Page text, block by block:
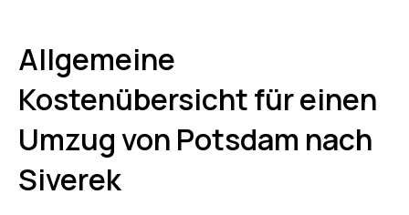
Allgemeine
Kostenübersicht für einen
Umzug von Potsdam nach
Siverek